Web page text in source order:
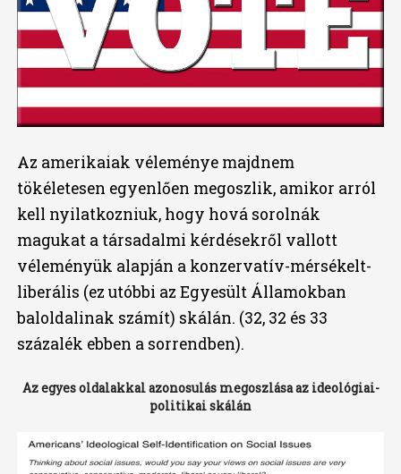
Az amerikaiak véleménye majdnem
tökéletesen egyenlően megoszlik, amikor arról
kell nyilatkozniuk, hogy hová sorolnák
magukat a társadalmi kérdésekről vallott
véleményük alapján a konzervatív-mérsékelt-
liberális (ez utóbbi az Egyesült Államokban
baloldalinak számít) skálán. (32, 32 és 33
százalék ebben a sorrendben).
Az egyes oldalakkal azonosulás megoszlása az ideológiai-
politikai skálán